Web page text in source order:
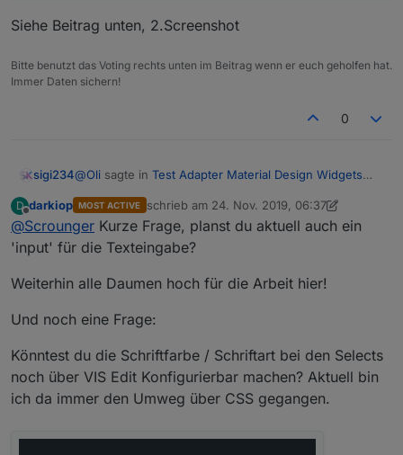
Siehe Beitrag unten, 2.Screenshot
Bitte benutzt das Voting rechts unten im Beitrag wenn er euch geholfen hat.
Immer Daten sichern!
0
sigi234@Oli sagte in Test Adapter Material Design Widgets
@sigi234
ich glaube wir sprechen von unterschiedlichen
Siehe Beitrag unten, 2.Screenshot
D
Offline
darkiop MOST ACTIVE schrieb am 24. Nov. 2019, 06:37
zuletzt editiert von darkiop
@Scrounger Kurze Frage, planst du aktuell auch ein
'input' für die Texteingabe?
Weiterhin alle Daumen hoch für die Arbeit hier!
Und noch eine Frage:
Könntest du die Schriftfarbe / Schriftart bei den Selects
noch über VIS Edit Konfigurierbar machen? Aktuell bin
ich da immer den Umweg über CSS gegangen.